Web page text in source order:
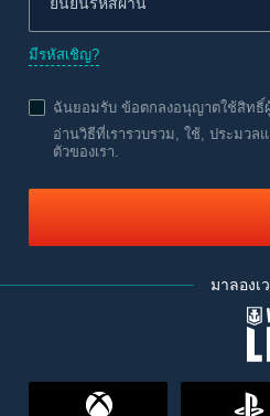
มีรหัสเชิญ?
ฉันยอมรับ ข้อตกลงอนุญาตใช้สิทธิ์
อ่านวิธีที่เรารวบรวม, ใช้, ประมว
ตัวของเรา.
มาลองเ